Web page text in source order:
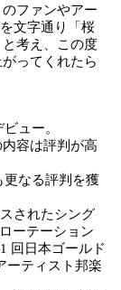
ファンやアー
文字通り「桜
考え、この度
ってくれたら
ュー。
容は評判が高
更なる評判を獲
されたシング
ーテーション
回日本ゴールド
ーティスト邦楽